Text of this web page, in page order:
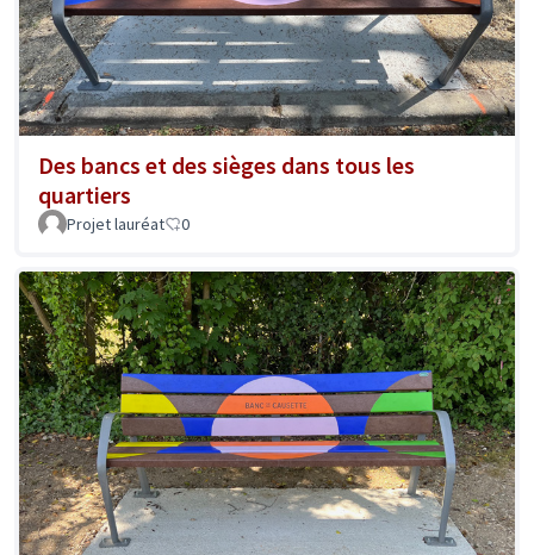
Des bancs et des sièges dans tous les
quartiers
Projet lauréat 0